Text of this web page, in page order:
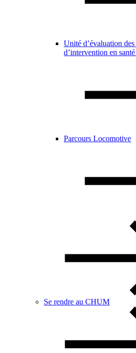
Unité d’évaluation
d’intervention en
Parcours Locomotive
Se rendre au CHUM